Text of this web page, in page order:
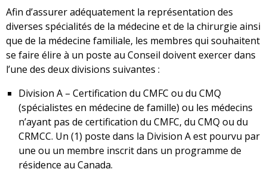
Afin d’assurer adéquatement la représentation des
diverses spécialités de la médecine et de la chirurgie ainsi
que de la médecine familiale, les membres qui souhaitent
se faire élire à un poste au Conseil doivent exercer dans
l’une des deux divisions suivantes :
Division A – Certification du CMFC ou du CMQ
(spécialistes en médecine de famille) ou les médecins
n’ayant pas de certification du CMFC, du CMQ ou du
CRMCC. Un (1) poste dans la Division A est pourvu par
une ou un membre inscrit dans un programme de
résidence au Canada.